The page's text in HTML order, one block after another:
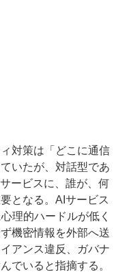
対策は「どこに通信
いたが、対話型であ
ービスに、誰が、何
となる。AIサービス
理的ハードルが低く
機密情報を外部へ送
アンス違反、ガバナ
でいると指摘する。